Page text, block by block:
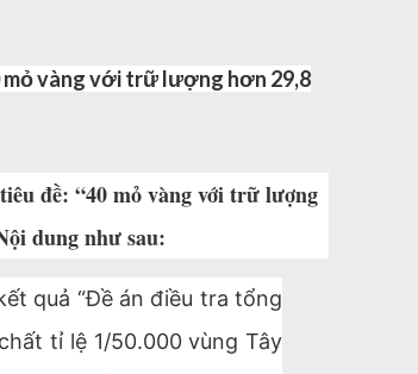
vàng với trữ lượng hơn 29,8
đề: “40 mỏ vàng với trữ lượng
dung như sau:
quả “Đề án điều tra tổng
tỉ lệ 1/50.000 vùng Tây